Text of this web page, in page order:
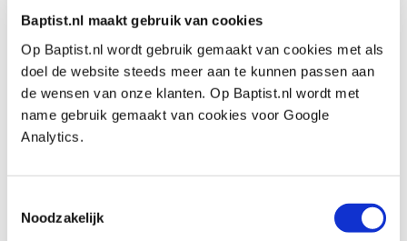
Baptist.nl maakt gebruik van cookies
Op Baptist.nl wordt gebruik gemaakt van cookies met als
doel de website steeds meer aan te kunnen passen aan
de wensen van onze klanten. Op Baptist.nl wordt met
name gebruik gemaakt van cookies voor Google
Analytics.
Noodzakelijk
Pfeil 12L-6 lang gekropte guts, 60º V-
vorm snede 6 mm
Artikelnummer: 13515
€ 39,95 incl. btw